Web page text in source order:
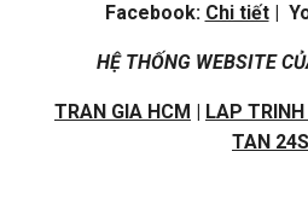
Facebook: Chi tiết|
HỆ THỐNG WEBSITE
TRAN GIA HCM | LAP
TAN 24S